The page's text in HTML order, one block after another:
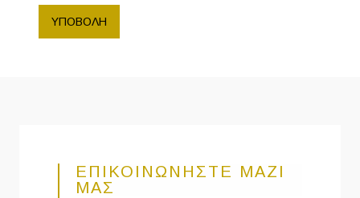
ΥΠΟΒΟΛΗ
ΕΠΙΚΟΙΝΩΝΗΣΤΕ ΜΑΖΙ
ΜΑΣ